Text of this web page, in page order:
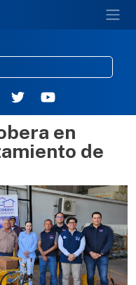
al contenido principal
en
de